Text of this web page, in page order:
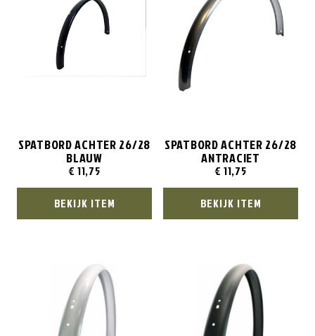
SPATBORD ACHTER 26/28
BLAUW
€ 11,75
BEKIJK ITEM
SPATBORD ACHTER 26/28
ANTRACIET
€ 11,75
BEKIJK ITEM